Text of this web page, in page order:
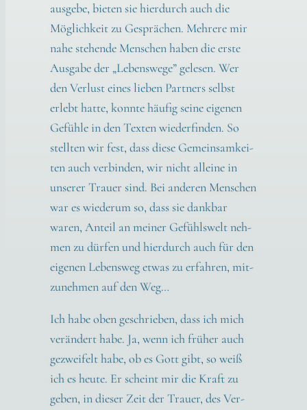
aus­ge­be, bie­ten sie hier­durch auch die
Mög­lich­keit zu Gesprä­chen. Meh­re­re mir
nahe ste­hen­de Men­schen haben die ers­te
Aus­ga­be der „Lebens­we­ge” gele­sen. Wer
den Ver­lust eines lie­ben Part­ners selbst
erlebt hat­te, konn­te häu­fig sei­ne eige­nen
Gefüh­le in den Tex­ten wie­der­fin­den. So
stell­ten wir fest, dass die­se Gemein­sam­kei­
ten auch ver­bin­den, wir nicht allei­ne in
unse­rer Trau­er sind. Bei ande­ren Men­schen
war es wie­der­um so, dass sie dank­bar
waren, Anteil an mei­ner Gefühls­welt neh­
men zu dür­fen und hier­durch auch für den
eige­nen Lebens­weg etwas zu erfah­ren, mit­
zu­neh­men auf den Weg…
Ich habe oben geschrie­ben, dass ich mich
ver­än­dert habe. Ja, wenn ich frü­her auch
gezwei­felt habe, ob es Gott gibt, so weiß
ich es heu­te. Er scheint mir die Kraft zu
geben, in die­ser Zeit der Trau­er, des Ver­